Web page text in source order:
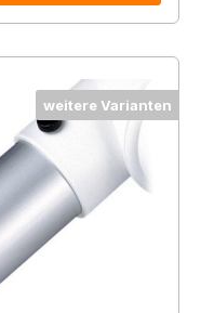
weitere Varianten